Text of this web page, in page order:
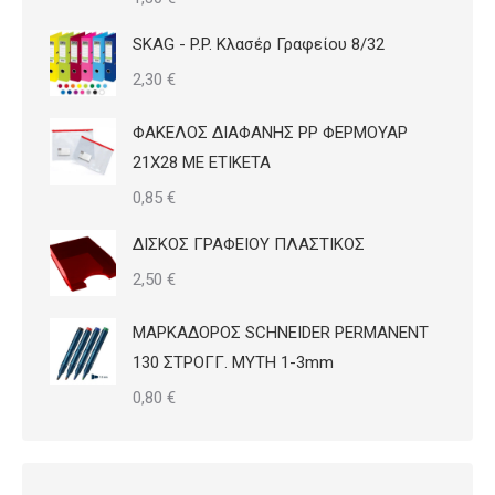
SKAG - P.P. Κλασέρ Γραφείου 8/32
2,30 €
ΦΑΚΕΛΟΣ ΔΙΑΦΑΝΗΣ PP ΦΕΡΜΟΥΑΡ
21Χ28 ΜΕ ΕΤΙΚΕΤΑ
0,85 €
ΔΙΣΚΟΣ ΓΡΑΦΕΙΟΥ ΠΛΑΣΤΙΚΟΣ
2,50 €
ΜΑΡΚΑΔΟΡΟΣ SCHNEIDER PERMANENT
130 ΣΤΡΟΓΓ. ΜΥΤΗ 1-3mm
0,80 €